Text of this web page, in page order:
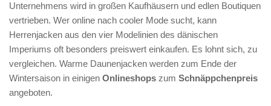
Unternehmens wird in großen Kaufhäusern und edlen Boutiquen
vertrieben. Wer online nach cooler Mode sucht, kann
Herrenjacken aus den vier Modelinien des dänischen
Imperiums oft besonders preiswert einkaufen. Es lohnt sich, zu
vergleichen. Warme Daunenjacken werden zum Ende der
Wintersaison in einigen Onlineshops zum Schnäppchenpreis
angeboten.